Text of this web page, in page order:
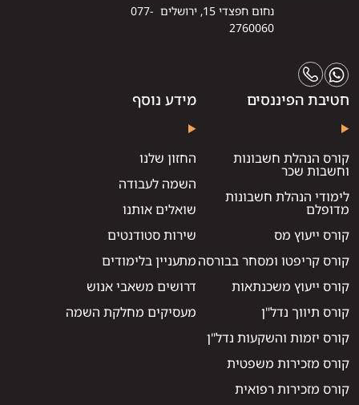
נחום חפצדי 15, ירושלים 077-
2760060
חטיבת הפיננסים
קורס הנהלת חשבונות
וחשבות שכר
לימודי הנהלת חשבונות
מדופלם
קורס ייעוץ מס
קורס קריפטו ומסחר בבורסה
קורס ייעוץ משכנתאות
קורס תיווך נדל"ן
קורס יזמות והשקעות נדל"ן
קורס מזכירות משפטית
קורס מזכירות רפואית
מידע נוסף
החזון שלנו
השמה לעבודה
שואלים אותנו
שירות סטודנטים
מתעניין בלימודים
דרושים משאבי אנוש
מעסיקים מחלקת השמה